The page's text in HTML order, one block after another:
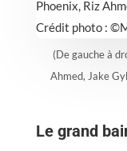
(De gauche à
Ahmed, Jake
Le grand